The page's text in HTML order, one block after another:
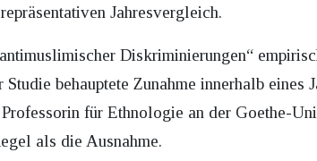
Jahresvergleich.
Diskriminierungen“
behauptete Zunahme innerhalb eines
für Ethnologie an der Goethe-
als die Ausnahme.